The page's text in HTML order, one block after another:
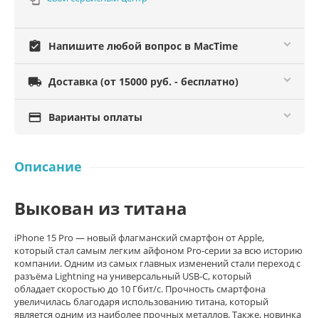
assignment_turned_in Напишите любой вопрос в MacTime
 Доставка (от 15000 руб. - бесплатно)
 Варианты оплаты
Описание
Выкован из титана
iPhone 15 Pro — новый флагманский смартфон от Apple,
который стал самым легким айфоном Pro-серии за всю историю
компании. Одним из самых главных изменений стали переход с
разъёма Lightning на универсальный USB-C, который
обладает скоростью до 10 Гбит/с. Прочность смартфона
увеличилась благодаря использованию титана, который
является одним из наиболее прочных металлов. Также, новинка